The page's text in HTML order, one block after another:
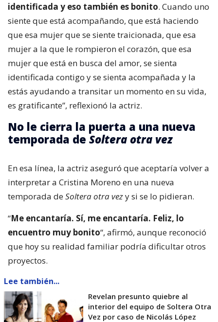
identificada y eso también es bonito. Cuando uno
siente que está acompañando, que está haciendo
que esa mujer que se siente traicionada, que esa
mujer a la que le rompieron el corazón, que esa
mujer que está en busca del amor, se sienta
identificada contigo y se sienta acompañada y la
estás ayudando a transitar un momento en su vida,
es gratificante”, reflexionó la actriz.
No le cierra la puerta a una nueva
temporada de Soltera otra vez
En esa línea, la actriz aseguró que aceptaría volver a
interpretar a Cristina Moreno en una nueva
temporada deSoltera otra vezy si se lo pidieran.
“Me encantaría. Sí, me encantaría. Feliz, lo
encuentro muy bonito“, afirmó, aunque reconoció
que hoy su realidad familiar podría dificultar otros
proyectos.
Lee también...
Revelan presunto quiebre al
interior del equipo de Soltera Otra
Vez por caso de Nicolás López